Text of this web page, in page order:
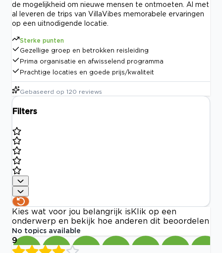
de mogelijkheid om nieuwe mensen te ontmoeten. Al met
al leveren de trips van VillaVibes memorabele ervaringen
op een uitnodigende locatie.
Sterke punten
Gezellige groep en betrokken reisleiding
Prima organisatie en afwisselend programma
Prachtige locaties en goede prijs/kwaliteit
Gebaseerd op 120 reviews
Filters
Kies wat voor jou belangrijk is Klik op een
onderwerp en bekijk hoe anderen dit beoordelen
No topics available
9